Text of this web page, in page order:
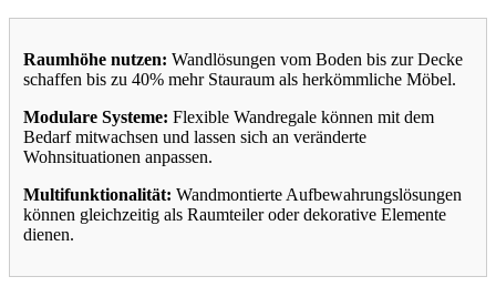
Raumhöhe nutzen: Wandlösungen vom Boden bis zur Decke
schaffen bis zu 40% mehr Stauraum als herkömmliche Möbel.
Modulare Systeme: Flexible Wandregale können mit dem
Bedarf mitwachsen und lassen sich an veränderte
Wohnsituationen anpassen.
Multifunktionalität: Wandmontierte Aufbewahrungslösungen
können gleichzeitig als Raumteiler oder dekorative Elemente
dienen.